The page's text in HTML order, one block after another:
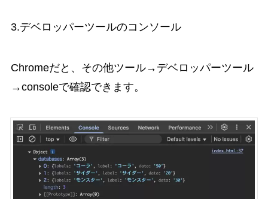
3.デベロッパーツールのコンソール
Chromeだと、その他ツール→デベロッパーツール
→consoleで確認できます。